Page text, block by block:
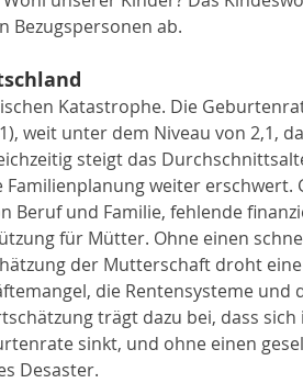
Bezugspersonen ab.
Katastrophe. Die
weit unter dem Niveau von 2,1,
steigt das
Familienplanung weiter
Beruf und Familie, fehlende
für Mütter. Ohne einen
der Mutterschaft droht
die Rentensysteme und
trägt dazu bei, dass
sinkt, und ohne einen
Desaster.